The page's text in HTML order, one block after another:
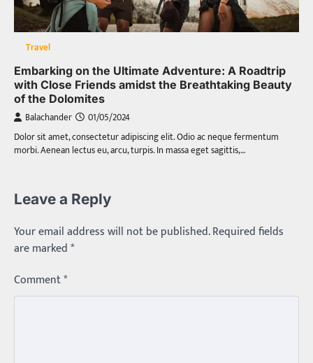
Travel
Embarking on the Ultimate Adventure: A Roadtrip
with Close Friends amidst the Breathtaking Beauty
of the Dolomites
Balachander 01/05/2024
Dolor sit amet, consectetur adipiscing elit. Odio ac neque fermentum
morbi. Aenean lectus eu, arcu, turpis. In massa eget sagittis,…
Leave a Reply
Your email address will not be published.Required fields
are marked*
Comment*